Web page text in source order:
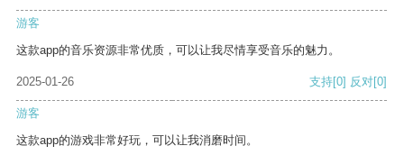
游客
这款app的音乐资源非常优质，可以让我尽情享受音乐的魅力。
2025-01-26 支持[0] 反对[0]
游客
这款app的游戏非常好玩，可以让我消磨时间。